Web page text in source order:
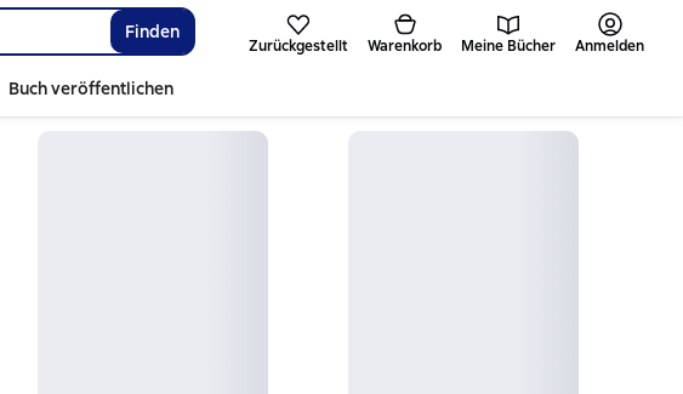
Finden
Zurückgestellt Warenkorb Meine Bücher Anmelden
Buch veröffentlichen